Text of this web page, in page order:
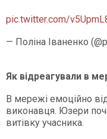
pic.twitter.com/
— Поліна Іваненко
Як відреагували в
В мережі емоційно
виконавця. Юзери
витівку учасника.